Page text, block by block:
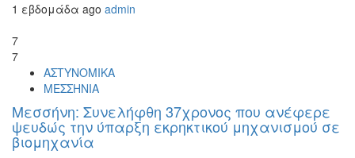
1 εβδομάδα ago admin
7
7
ΑΣΤΥΝΟΜΙΚΑ
ΜΕΣΣΗΝΙΑ
Μεσσήνη: Συνελήφθη 37χρονος που ανέφερε
ψευδώς την ύπαρξη εκρηκτικού μηχανισμού σε
βιομηχανία